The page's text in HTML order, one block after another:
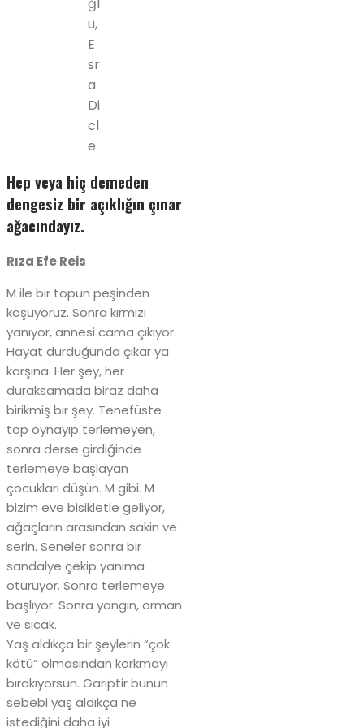
u,
E
sr
a
Di
cl
e
Hep veya hiç demeden
dengesiz bir açıklığın çınar
ağacındayız.
Rıza Efe Reis
M ile bir topun peşinden
koşuyoruz. Sonra kırmızı
yanıyor, annesi cama çıkıyor.
Hayat durduğunda çıkar ya
karşına. Her şey, her
duraksamada biraz daha
birikmiş bir şey. Tenefüste
top oynayıp terlemeyen,
sonra derse girdiğinde
terlemeye başlayan
çocukları düşün. M gibi. M
bizim eve bisikletle geliyor,
ağaçların arasından sakin ve
serin. Seneler sonra bir
sandalye çekip yanıma
oturuyor. Sonra terlemeye
başlıyor. Sonra yangın, orman
ve sıcak.
Yaş aldıkça bir şeylerin “çok
kötü” olmasından korkmayı
bırakıyorsun. Gariptir bunun
sebebi yaş aldıkça ne
istediğini daha iyi